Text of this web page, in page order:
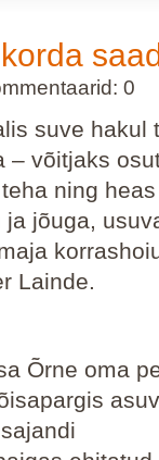
0
suve hakul
– võitjaks
ning
jõuga,
Lainde.
Õrne oma